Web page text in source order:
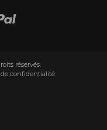
réservés.
confidentialité